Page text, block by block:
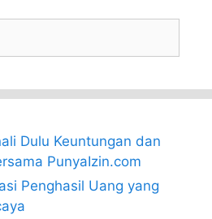
Dulu Keuntungan dan
PunyaIzin.com
Penghasil Uang yang